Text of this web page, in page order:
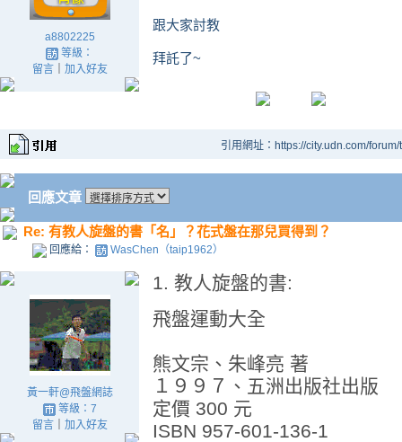
a8802225
等級：
留言｜ 加入好友
跟大家討教
拜託了~
引用網址：https://city.udn.com/
回應文章
Re: 有教人旋盤的書「名」？花式盤在那兒買得到？
回應給： WasChen（taip1962）
黃一軒@飛盤網誌
等級：7
留言｜ 加入好友
1. 教人旋盤的書:
飛盤運動大全
熊文宗、朱峰亮 著
１９９７、五洲出版社出版
定價 300 元
ISBN 957-601-136-1